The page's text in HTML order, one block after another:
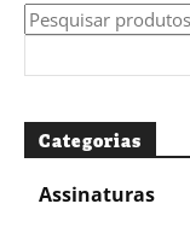
Pesquisar
por:
Categorias
Assinaturas